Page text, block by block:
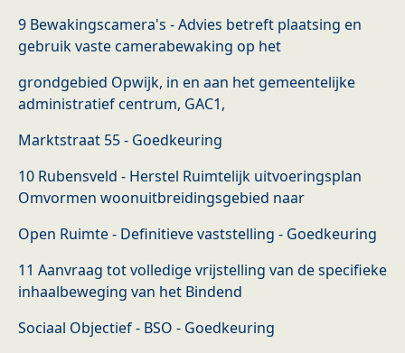
9 Bewakingscamera's - Advies betreft plaatsing en
gebruik vaste camerabewaking op het
grondgebied Opwijk, in en aan het gemeentelijke
administratief centrum, GAC1,
Marktstraat 55 - Goedkeuring
10 Rubensveld - Herstel Ruimtelijk uitvoeringsplan
Omvormen woonuitbreidingsgebied naar
Open Ruimte - Definitieve vaststelling - Goedkeuring
11 Aanvraag tot volledige vrijstelling van de specifieke
inhaalbeweging van het Bindend
Sociaal Objectief - BSO - Goedkeuring